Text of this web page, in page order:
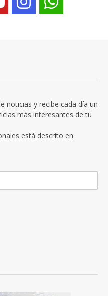
noticias y recibe cada día un
más interesantes de tu
está descrito en